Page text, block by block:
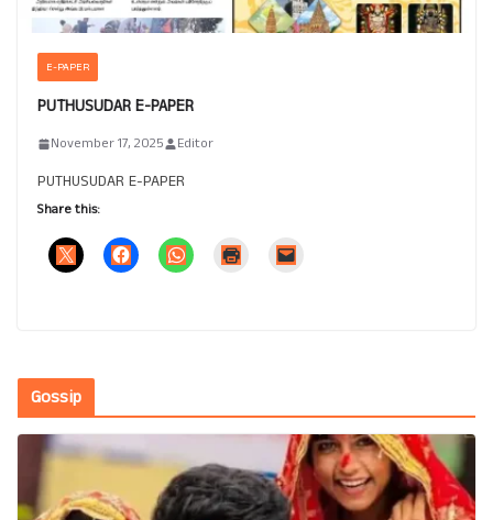
E-PAPER
PUTHUSUDAR E-PAPER
November 17, 2025 Editor
PUTHUSUDAR E-PAPER
Share this:
Gossip